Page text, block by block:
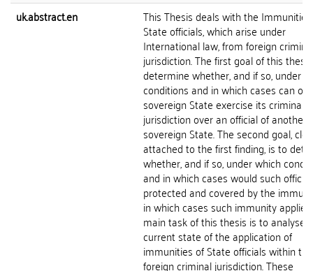
uk.abstract.en
This Thesis deals with the
State officials, which arise under
International law, from foreign
jurisdiction. The first goal of this
determine whether, and if so, under
conditions and in which cases can
sovereign State exercise its criminal
jurisdiction over an official of another
sovereign State. The second goal,
attached to the first finding, is to
whether, and if so, under which
and in which cases would such
protected and covered by the
in which cases such immunity
main task of this thesis is to analyse
current state of the application of
immunities of State officials within the
foreign criminal jurisdiction. These